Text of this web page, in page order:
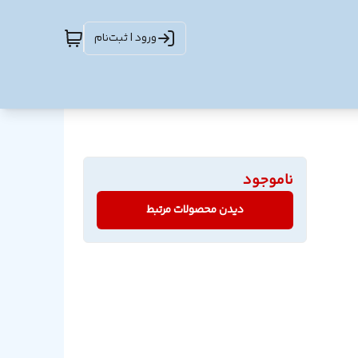
ورود | ثبت‌نام
ناموجود
دیدن محصولات مرتبط